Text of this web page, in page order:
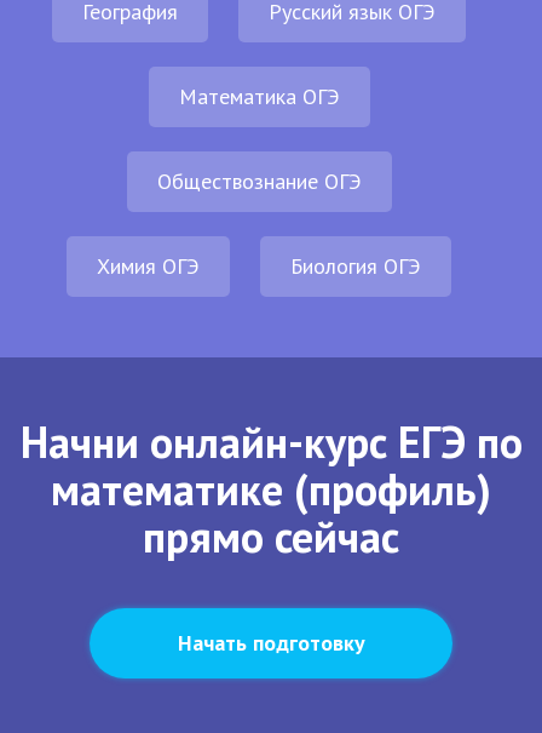
География Русский язык ОГЭ
Математика ОГЭ
Обществознание ОГЭ
Химия ОГЭ Биология ОГЭ
Начни онлайн-курс ЕГЭ по
математике (профиль)
прямо сейчас
Начать подготовку